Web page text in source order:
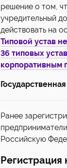
решение о том,
учредительный
действовать на
Типовой устав
36 типовых
корпоративным
Ранее
Российскую
Регистрация